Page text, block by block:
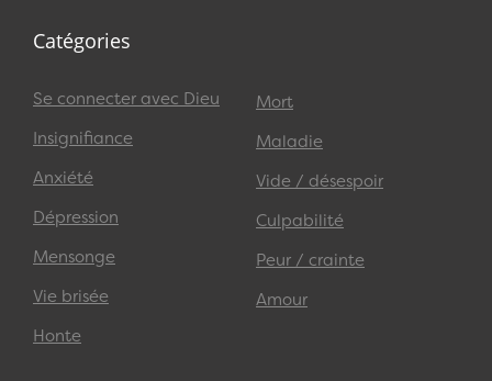
Catégories
Se connecter avec Dieu
Insignifiance
Anxiété
Dépression
Mensonge
Vie brisée
Honte
Mort
Maladie
Vide / désespoir
Culpabilité
Peur / crainte
Amour